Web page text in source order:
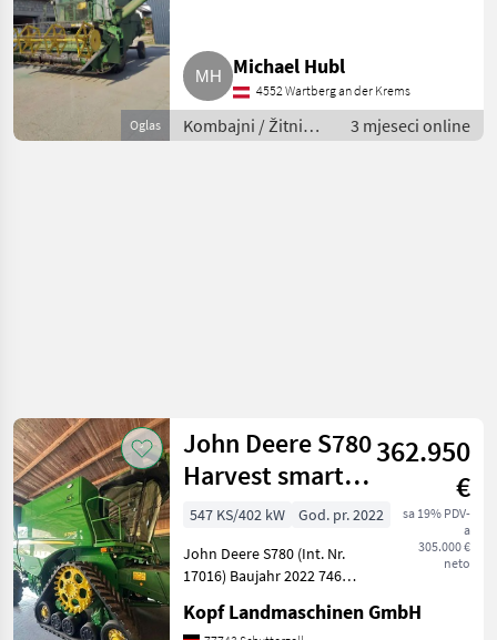
Oglas
Michael Hubl
4552 Wartberg an der Krems
Kombajni / Žitni
kombajni
3 mjeseci online
John Deere S780
Harvest smart,
Dyna-Flo mit
Schn
362.950
€
sa 19% PDV-
a
305.000 €
neto
547 KS/402 kW
God. pr. 2022
John Deere S780 (Int. Nr.
17016) Baujahr 2022 746
effektive Arbeitszeit 758 ha
Kopf Landmaschinen GmbH